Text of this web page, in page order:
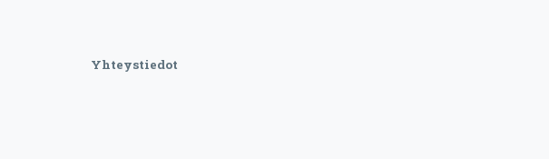
Yhteystiedot